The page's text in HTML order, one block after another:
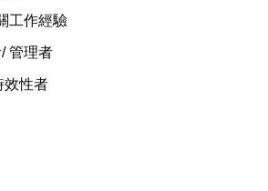
工作經驗
管理者
效性者